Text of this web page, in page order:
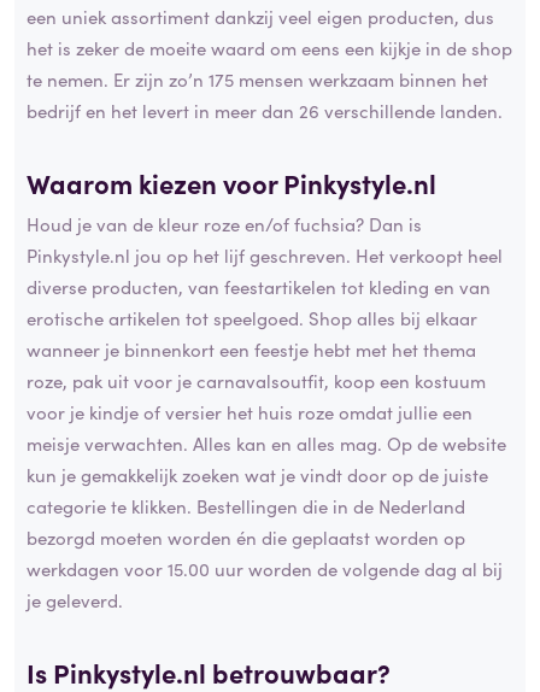
een uniek assortiment dankzij veel eigen producten, dus
het is zeker de moeite waard om eens een kijkje in de shop
te nemen. Er zijn zo’n 175 mensen werkzaam binnen het
bedrijf en het levert in meer dan 26 verschillende landen.
Waarom kiezen voor Pinkystyle.nl
Houd je van de kleur roze en/of fuchsia? Dan is
Pinkystyle.nl jou op het lijf geschreven. Het verkoopt heel
diverse producten, van feestartikelen tot kleding en van
erotische artikelen tot speelgoed. Shop alles bij elkaar
wanneer je binnenkort een feestje hebt met het thema
roze, pak uit voor je carnavalsoutfit, koop een kostuum
voor je kindje of versier het huis roze omdat jullie een
meisje verwachten. Alles kan en alles mag. Op de website
kun je gemakkelijk zoeken wat je vindt door op de juiste
categorie te klikken. Bestellingen die in de Nederland
bezorgd moeten worden én die geplaatst worden op
werkdagen voor 15.00 uur worden de volgende dag al bij
je geleverd.
Is Pinkystyle.nl betrouwbaar?